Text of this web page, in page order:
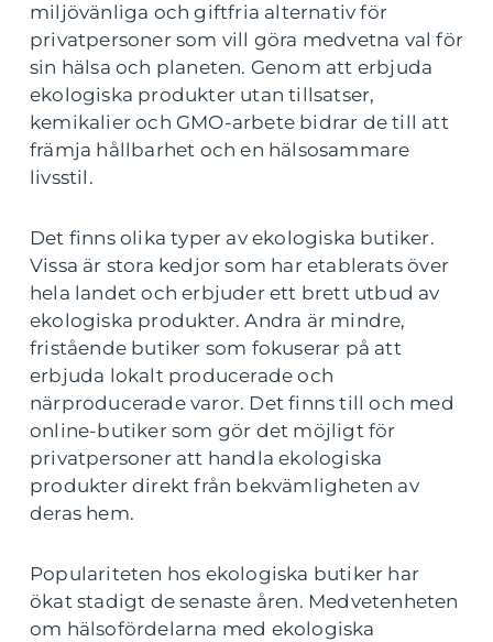
miljövänliga och giftfria alternativ för
privatpersoner som vill göra medvetna val för
sin hälsa och planeten. Genom att erbjuda
ekologiska produkter utan tillsatser,
kemikalier och GMO-arbete bidrar de till att
främja hållbarhet och en hälsosammare
livsstil.
Det finns olika typer av ekologiska butiker.
Vissa är stora kedjor som har etablerats över
hela landet och erbjuder ett brett utbud av
ekologiska produkter. Andra är mindre,
fristående butiker som fokuserar på att
erbjuda lokalt producerade och
närproducerade varor. Det finns till och med
online-butiker som gör det möjligt för
privatpersoner att handla ekologiska
produkter direkt från bekvämligheten av
deras hem.
Populariteten hos ekologiska butiker har
ökat stadigt de senaste åren. Medvetenheten
om hälsofördelarna med ekologiska